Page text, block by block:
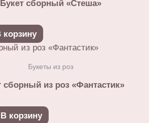
Букет сборный «Стеша»
корзину
Букеты из роз
сборный из роз «Фантастик»
В корзину